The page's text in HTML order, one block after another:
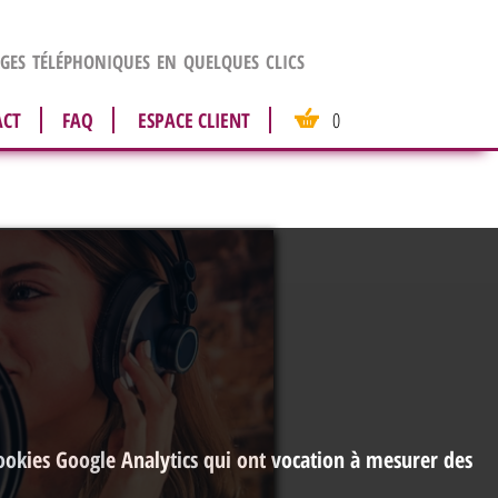
Google Analytics qui ont vocation à mesurer des
téléphoniques en quelques clics
FAQ ESPACE CLIENT 0